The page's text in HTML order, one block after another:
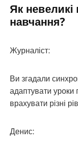
Як
навчання?
Журналіст:
Ви згадали
адаптувати уроки
врахувати різні
Денис: